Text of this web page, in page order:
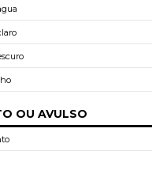
OU AVULSO